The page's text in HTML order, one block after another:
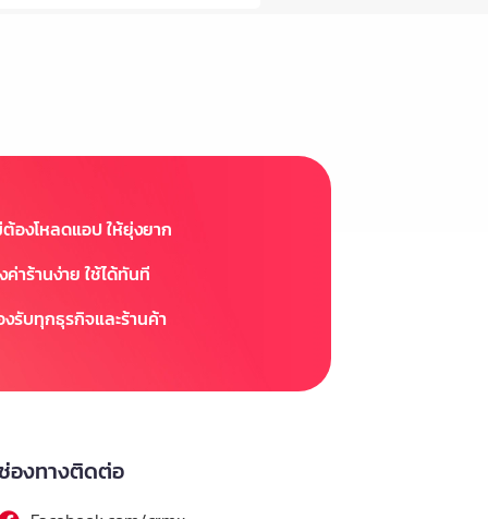
ต้องโหลดแอป ให้ยุ่งยาก
ค่าร้านง่าย ใช้ได้ทันที
งรับทุกธุรกิจและร้านค้า
องทางติดต่อ